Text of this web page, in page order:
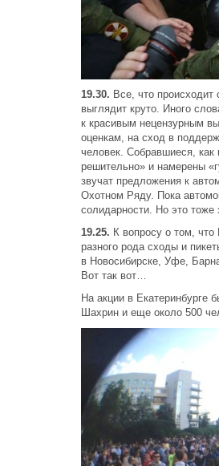
19.30. Все, что
выглядит круто. Иного
к красивым нецензурным
оценкам, на сход в
человек. Собравшиеся, как
решительно» и намерены
звучат предложения к
Охотном Ряду. Пока
солидарности. Но это тоже
19.25. К вопросу о том,
разного рода сходы и
в Новосибирске, Уфе,
Вот так вот…
На акции в Екатеринбурге
Шахрин и еще около 500